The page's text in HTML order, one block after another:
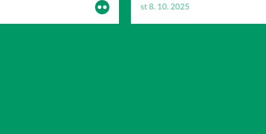
st 8. 10. 2025